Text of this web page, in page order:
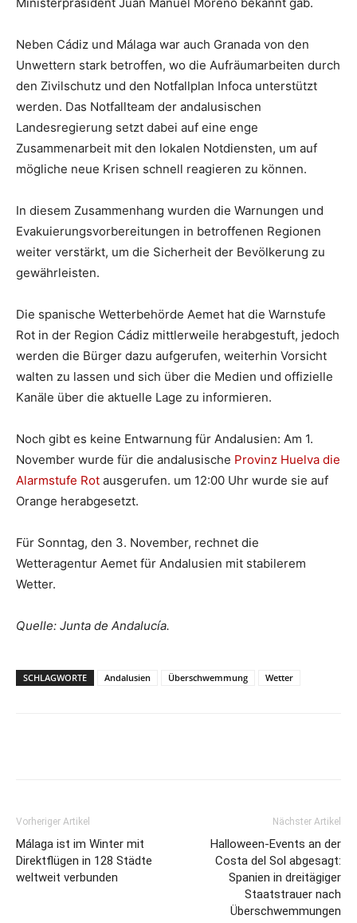
Ministerpräsident Juan Manuel Moreno bekannt gab.
Neben Cádiz und Málaga war auch Granada von den
Unwettern stark betroffen, wo die Aufräumarbeiten durch
den Zivilschutz und den Notfallplan Infoca unterstützt
werden. Das Notfallteam der andalusischen
Landesregierung setzt dabei auf eine enge
Zusammenarbeit mit den lokalen Notdiensten, um auf
mögliche neue Krisen schnell reagieren zu können.
In diesem Zusammenhang wurden die Warnungen und
Evakuierungsvorbereitungen in betroffenen Regionen
weiter verstärkt, um die Sicherheit der Bevölkerung zu
gewährleisten.
Die spanische Wetterbehörde Aemet hat die Warnstufe
Rot in der Region Cádiz mittlerweile herabgestuft, jedoch
werden die Bürger dazu aufgerufen, weiterhin Vorsicht
walten zu lassen und sich über die Medien und offizielle
Kanäle über die aktuelle Lage zu informieren.
Noch gibt es keine Entwarnung für Andalusien: Am 1.
November wurde für die andalusische Provinz Huelva die
Alarmstufe Rot ausgerufen. um 12:00 Uhr wurde sie auf
Orange herabgesetzt.
Für Sonntag, den 3. November, rechnet die
Wetteragentur Aemet für Andalusien mit stabilerem
Wetter.
Quelle: Junta de Andalucía.
SCHLAGWORTE Andalusien Überschwemmung Wetter
Vorheriger Artikel
Málaga ist im Winter mit
Direktflügen in 128 Städte
weltweit verbunden
Nächster Artikel
Halloween-Events an der
Costa del Sol abgesagt:
Spanien in dreitägiger
Staatstrauer nach
Überschwemmungen